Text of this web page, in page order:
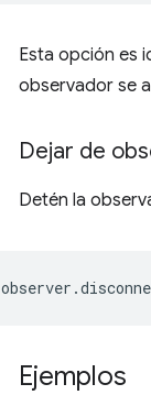
Esta opción es
observador se
Dejar de
Detén la
observer .
Ejemplos